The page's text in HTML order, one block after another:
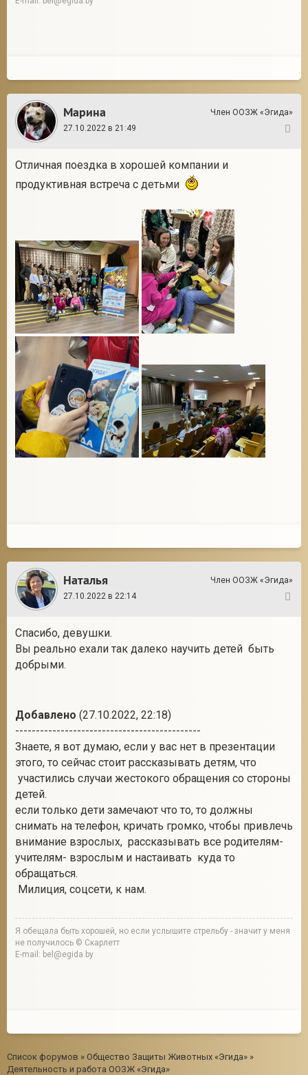
Марина
Член ООЗЖ «Эгида»
27.10.2022 в 21:49
Отличная поездка в хорошей компании и
продуктивная встреча с детьми
Наталья
Член ООЗЖ «Эгида»
27.10.2022 в 22:14
Спасибо, девушки.
Вы реально ехали так далеко научить детей быть
добрыми.
Добавлено (27.10.2022, 22:18)
---------------------------------------------
Знаете, я вот думаю, если у вас нет в презентации
этого, то сейчас стоит рассказывать детям, что
участились случаи жестокого обращения со стороны
детей.
если только дети замечают что то, то должны
снимать на телефон, кричать громко, чтобы привлечь
внимание взрослых, рассказывать все родителям-
учителям- взрослым и настаивать куда то
обращаться.
Милиция, соцсети, к нам.
Я обещала быть хорошей, но если услышите стрельбу - значит у меня
не получилось © Скарлетт
E-mail: bel@egida.by
Список форумов » Общество Защиты Животных «Эгида» »
Деятельность и работа ООЗЖ «Эгида»